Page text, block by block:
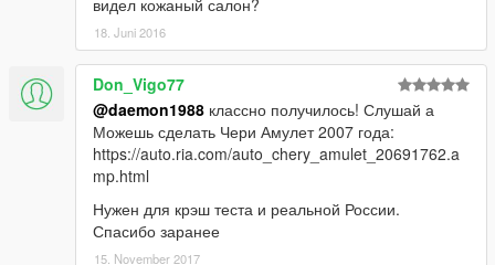
18. Juni 2016
Don_Vigo77
@daemon1988 классно получилось! Слушай а
Можешь сделать Чери Амулет 2007 года:
https://auto.ria.com/auto_chery_amulet_20691762.a
mp.html
Нужен для крэш теста и реальной России.
Спасибо заранее
15. November 2017